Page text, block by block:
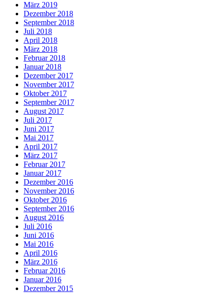
März 2019
Dezember 2018
September 2018
Juli 2018
April 2018
März 2018
Februar 2018
Januar 2018
Dezember 2017
November 2017
Oktober 2017
September 2017
August 2017
Juli 2017
Juni 2017
Mai 2017
April 2017
März 2017
Februar 2017
Januar 2017
Dezember 2016
November 2016
Oktober 2016
September 2016
August 2016
Juli 2016
Juni 2016
Mai 2016
April 2016
März 2016
Februar 2016
Januar 2016
Dezember 2015